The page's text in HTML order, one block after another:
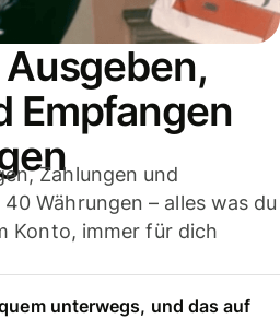
Empfangen
Zahlungen und
Währungen – alles was du
Konto, immer für dich
unterwegs, und das auf